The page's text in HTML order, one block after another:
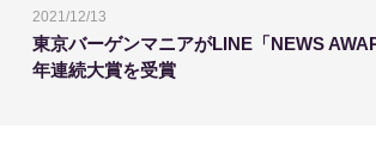
2021/12/13
東京バーゲンマニアがLINE「NEWS
年連続大賞を受賞